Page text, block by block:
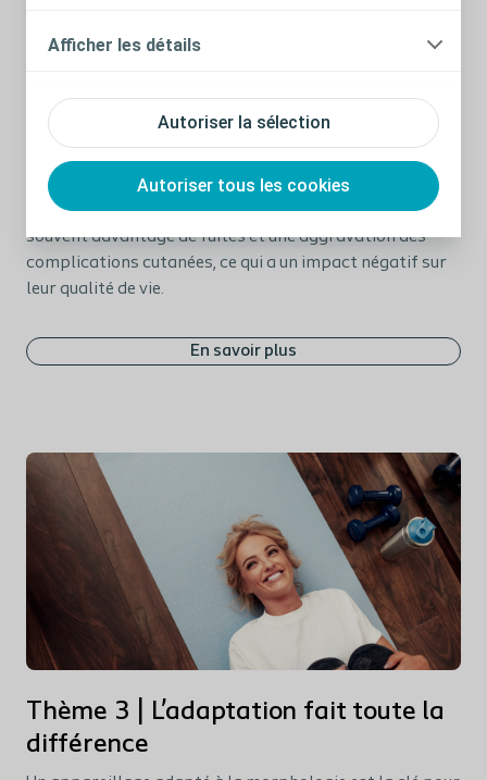
Autoriser la sélection
Autoriser tous les cookies
Afficher les détails
Thème 2 | Les fuites et les
péristomiales ont un impact négatif
sur la qualité de vie
Pour les personnes ayant une stomie, les fuites et les
complications cutanées péristomiales induisent
souvent davantage de fuites et une aggravation des
complications cutanées, ce qui a un impact négatif sur
leur qualité de vie.
En savoir plus
Thème 3 | L’adaptation fait toute la
différence